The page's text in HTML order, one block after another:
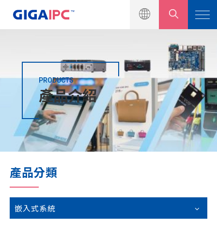
PRODUCTS
產品介紹
產品分類
嵌入式系統
產品介紹
工業級主機板
嵌入式系統
模組與套件
解決方案
新聞中心
技術支援